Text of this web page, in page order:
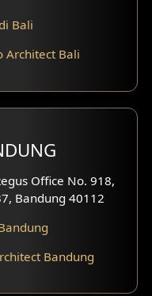
Bali
Architect Bali
Office No. 918,
Bandung 40112
Bandung